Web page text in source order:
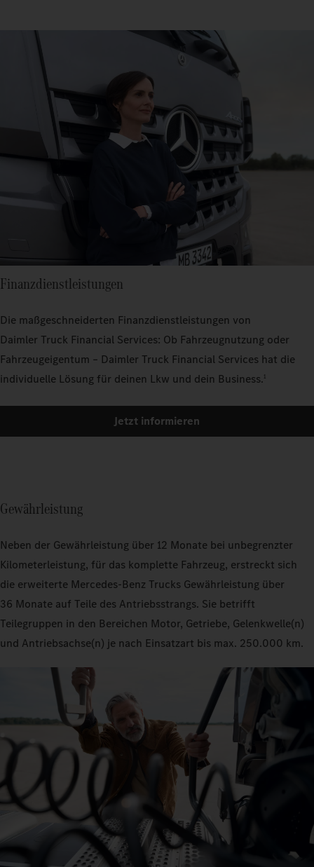
Finanzdienstleistungen
Die maßgeschneiderten Finanzdienstleistungen von
Daimler Truck Financial Services: Ob Fahrzeugnutzung oder
Fahrzeugeigentum – Daimler Truck Financial Services hat die
individuelle Lösung für deinen Lkw und dein Business.1
Jetzt informieren
Gewährleistung
Neben der Gewährleistung über 12 Monate bei unbegrenzter
Kilometerleistung, für das komplette Fahrzeug, erstreckt sich
die erweiterte Mercedes‑Benz Trucks Gewährleistung über
36 Monate auf Teile des Antriebsstrangs. Sie betrifft
Teilegruppen in den Bereichen Motor, Getriebe, Gelenkwelle(n)
und Antriebsachse(n) je nach Einsatzart bis max. 250.000 km.